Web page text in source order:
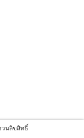
วนลิขสิทธิ์